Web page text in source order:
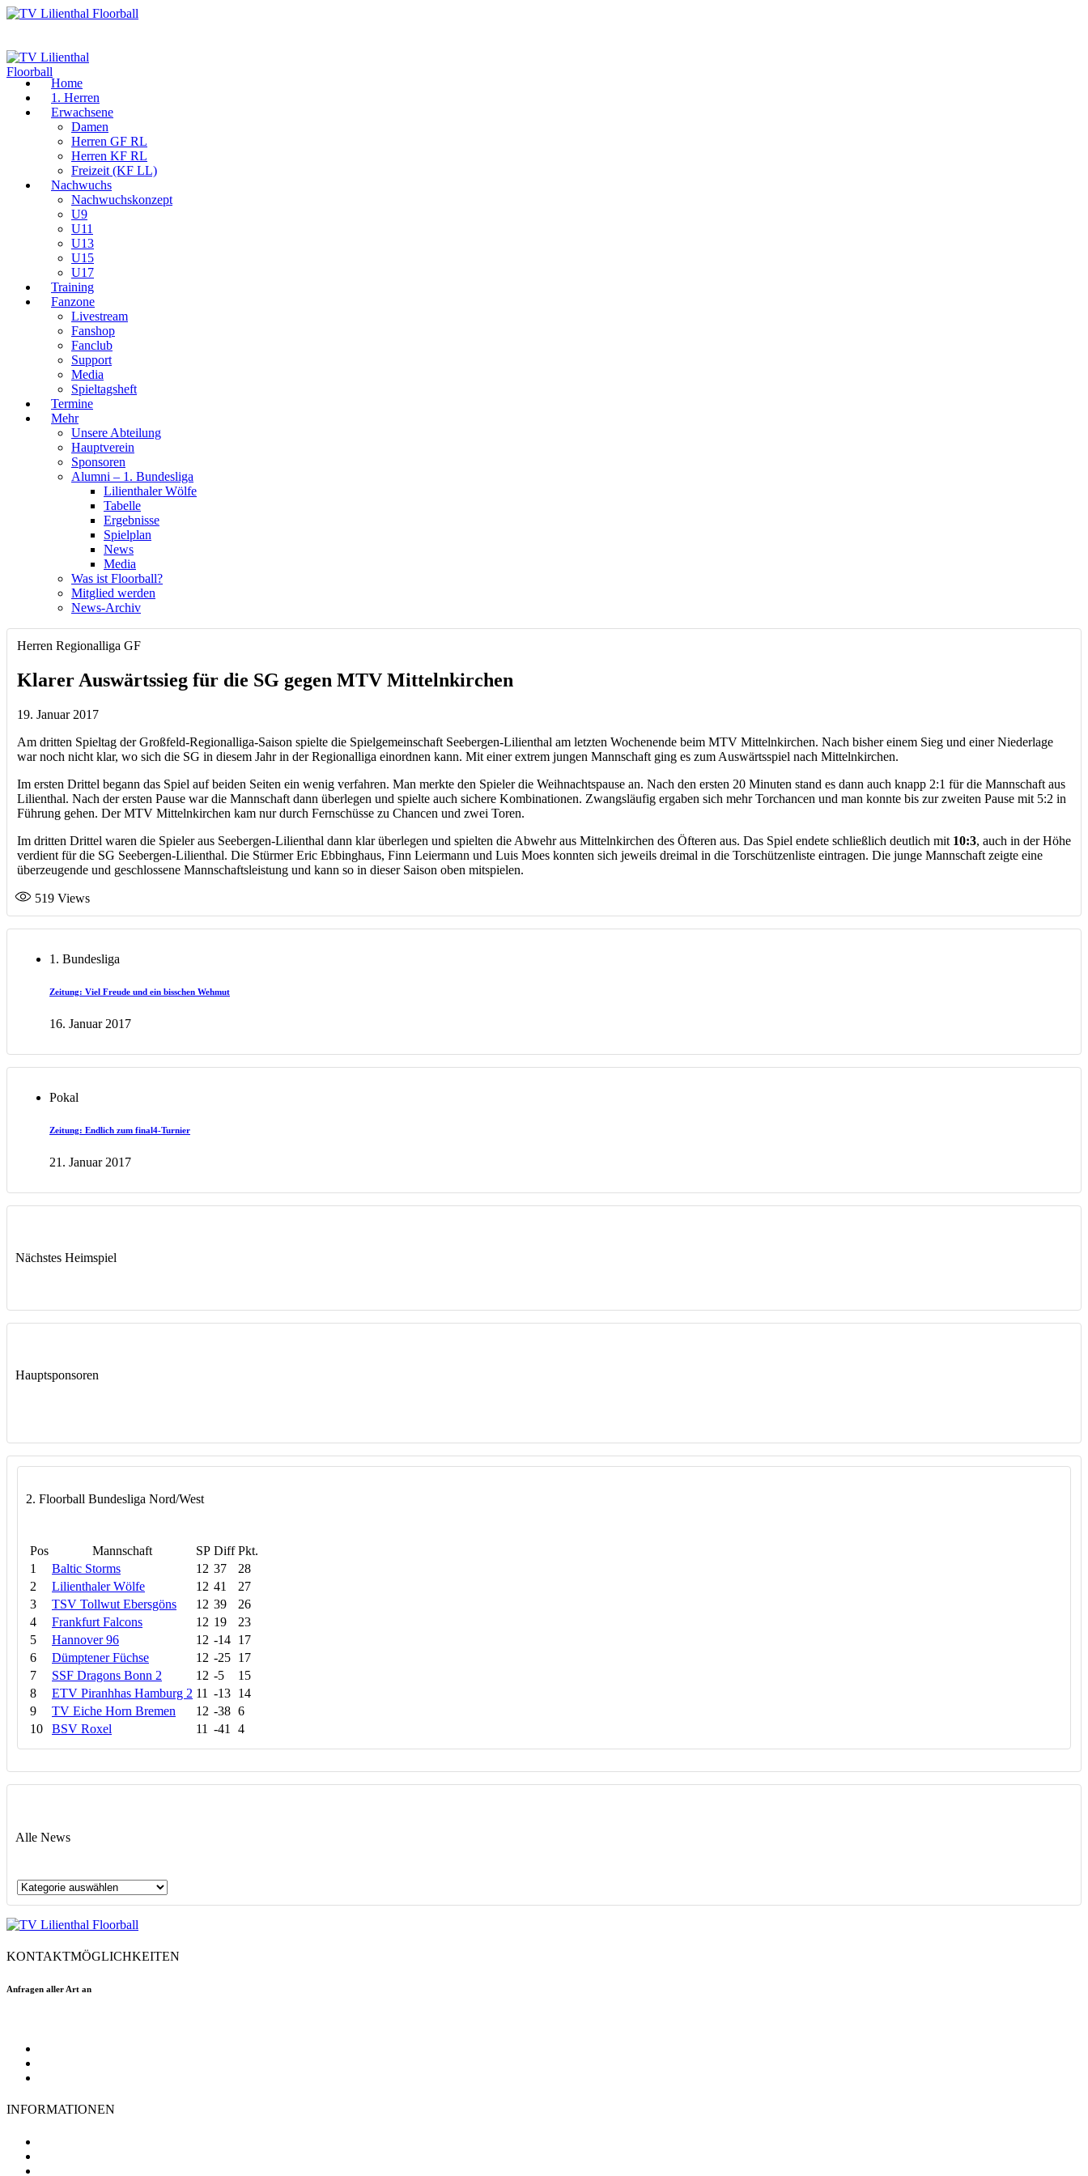
Home
1. Herren
Erwachsene
Damen
Herren GF RL
Herren KF RL
Freizeit (KF LL)
Nachwuchs
Nachwuchskonzept
U9
U11
U13
U15
U17
Training
Fanzone
Livestream
Fanshop
Fanclub
Support
Media
Spieltagsheft
Termine
Mehr
Unsere Abteilung
Hauptverein
Sponsoren
Alumni – 1. Bundesliga
Lilienthaler Wölfe
Tabelle
Ergebnisse
Spielplan
News
Media
Was ist Floorball?
Mitglied werden
News-Archiv
Herren Regionalliga GF
Klarer Auswärtssieg für die SG gegen MTV Mittelnkirchen
19. Januar 2017
Am dritten Spieltag der Großfeld-Regionalliga-Saison spielte die Spielgemeinschaft Seebergen-Lilienthal am letzten Wochenende beim MTV Mittelnkirchen. Nach bisher einem Sieg und einer Niederlage
war noch nicht klar, wo sich die SG in diesem Jahr in der Regionalliga einordnen kann. Mit einer extrem jungen Mannschaft ging es zum Auswärtsspiel nach Mittelnkirchen.
Im ersten Drittel begann das Spiel auf beiden Seiten ein wenig verfahren. Man merkte den Spieler die Weihnachtspause an. Nach den ersten 20 Minuten stand es dann auch knapp 2:1 für die Mannschaft aus
Lilienthal. Nach der ersten Pause war die Mannschaft dann überlegen und spielte auch sichere Kombinationen. Zwangsläufig ergaben sich mehr Torchancen und man konnte bis zur zweiten Pause mit 5:2 in
Führung gehen. Der MTV Mittelnkirchen kam nur durch Fernschüsse zu Chancen und zwei Toren.
Im dritten Drittel waren die Spieler aus Seebergen-Lilienthal dann klar überlegen und spielten die Abwehr aus Mittelnkirchen des Öfteren aus. Das Spiel endete schließlich deutlich mit 10:3, auch in der Höhe
verdient für die SG Seebergen-Lilienthal. Die Stürmer Eric Ebbinghaus, Finn Leiermann und Luis Moes konnten sich jeweils dreimal in die Torschützenliste eintragen. Die junge Mannschaft zeigte eine
überzeugende und geschlossene Mannschaftsleistung und kann so in dieser Saison oben mitspielen.
519 Views
1. Bundesliga
Zeitung: Viel Freude und ein bisschen Wehmut
16. Januar 2017
Pokal
Zeitung: Endlich zum final4-Turnier
21. Januar 2017
Nächstes Heimspiel
Hauptsponsoren
2. Floorball Bundesliga Nord/West
Pos Mannschaft SP Diff Pkt.
1
Baltic Storms 12 37
28
2
Lilienthaler Wölfe 12 41
27
3
TSV Tollwut Ebersgöns 12 39
26
4
Frankfurt Falcons 12 19
23
5
Hannover 96 12 -14 17
6
Dümptener Füchse 12 -25 17
7
SSF Dragons Bonn 2 12 -5
15
8
ETV Piranhhas Hamburg 2 11 -13 14
9
TV Eiche Horn Bremen 12 -38 6
10
BSV Roxel 11 -41 4
Alle News
Alle
KONTAKTMÖGLICHKEITEN
Anfragen aller Art an
INFORMATIONEN